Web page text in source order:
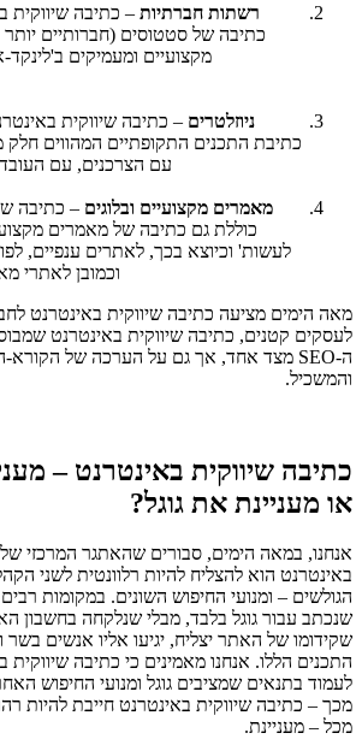
רשתות חברתיות – כתיבה שיווקית
כתיבה של סטטוסים (חברותיים יותר
מקצועיים ומעמיקים ב'לינקד-
ניוזלטרים – כתיבה שיווקית
כתיבת התכנים התקופתיים המהווים חלק
עם הצרכנים, עם
מאמרים מקצועיים ובלוגים – כתיבה
כוללת גם כתיבה של מאמרים
לעשות' וכיוצא בכך, לאתרים ענפיים,
וכמובן לאתרי
מאה הימים מציעה כתיבה שיווקית באינטרנט
לעסקים קטנים, כתיבה שיווקית באינטרנט
ה-SEO מצד אחד, אך גם על הערכה של הקורא-
והמשכיל.
כתיבה שיווקית באינטרנט –
או מעניינת את גוגל?
אנחנו, במאה הימים, סבורים שהאתגר המרכזי של
באינטרנט הוא להצליח להיות רלוונטית לשני
הגולשים – ומנועי החיפוש השונים. במקומות
שנכתב עבור גוגל בלבד, מבלי שנלקחה בחשבון
שקידומו של האתר יצליח, יגיעו אליו אנשים בשר
התכנים הללו. אנחנו מאמינים כי כתיבה שיווקית
לעמוד בתנאים שמציבים גוגל ומנועי החיפוש
מכך – כתיבה שיווקית באינטרנט חייבת להיות
מכל – מעניינת.